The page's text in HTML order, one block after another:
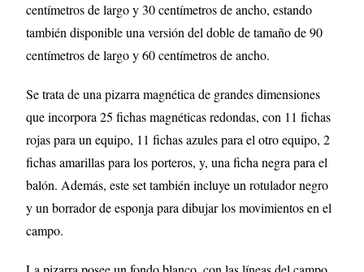
centímetros de largo y 30 centímetros de ancho, estando
también disponible una versión del doble de tamaño de 90
centímetros de largo y 60 centímetros de ancho.
Se trata de una pizarra magnética de grandes dimensiones
que incorpora 25 fichas magnéticas redondas, con 11 fichas
rojas para un equipo, 11 fichas azules para el otro equipo, 2
fichas amarillas para los porteros, y, una ficha negra para el
balón. Además, este set también incluye un rotulador negro
y un borrador de esponja para dibujar los movimientos en el
campo.